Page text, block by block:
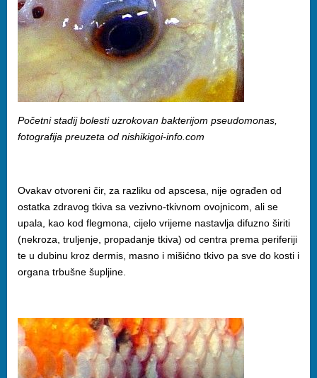
Početni stadij bolesti uzrokovan bakterijom pseudomonas,
fotografija preuzeta od nishikigoi-info.com
Ovakav otvoreni čir, za razliku od apscesa, nije ograđen od
ostatka zdravog tkiva sa vezivno-tkivnom ovojnicom, ali se
upala, kao kod flegmona, cijelo vrijeme nastavlja difuzno širiti
(nekroza, truljenje, propadanje tkiva) od centra prema periferiji
te u dubinu kroz dermis, masno i mišićno tkivo pa sve do kosti i
organa trbušne šupljine.